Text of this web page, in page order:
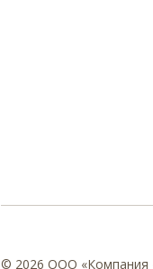
© 2026 ООО «Компания